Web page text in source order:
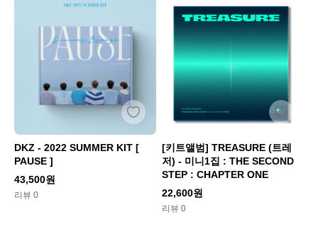
DKZ - 2022 SUMMER KIT [
PAUSE ]
43,500원
리뷰 0
[키트앨범] TREASURE (트레
저) - 미니1집 : THE SECOND
STEP : CHAPTER ONE
22,600원
리뷰 0